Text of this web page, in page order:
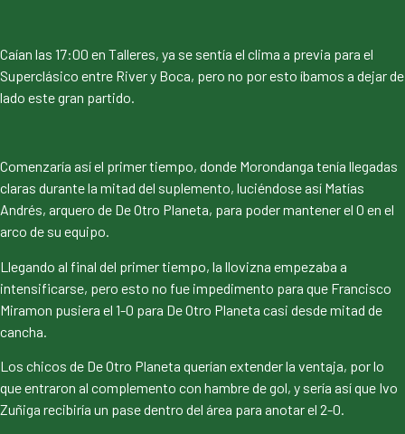
Caían las 17:00 en Talleres, ya se sentía el clima a previa para el
Superclásico entre River y Boca, pero no por esto íbamos a dejar de
lado este gran partido.
Comenzaría así el primer tiempo, donde Morondanga tenía llegadas
claras durante la mitad del suplemento, luciéndose así Matías
Andrés, arquero de De Otro Planeta, para poder mantener el 0 en el
arco de su equipo.
Llegando al final del primer tiempo, la llovizna empezaba a
intensificarse, pero esto no fue impedimento para que Francisco
Miramon pusiera el 1-0 para De Otro Planeta casi desde mitad de
cancha.
Los chicos de De Otro Planeta querían extender la ventaja, por lo
que entraron al complemento con hambre de gol, y sería así que Ivo
Zuñiga recibiría un pase dentro del área para anotar el 2-0.